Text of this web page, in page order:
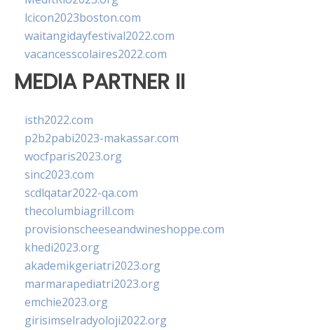
lcicon2023boston.com
waitangidayfestival2022.com
vacancesscolaires2022.com
MEDIA PARTNER II
isth2022.com
p2b2pabi2023-makassar.com
wocfparis2023.org
sinc2023.com
scdlqatar2022-qa.com
thecolumbiagrill.com
provisionscheeseandwineshoppe.com
khedi2023.org
akademikgeriatri2023.org
marmarapediatri2023.org
emchie2023.org
girisimselradyoloji2022.org